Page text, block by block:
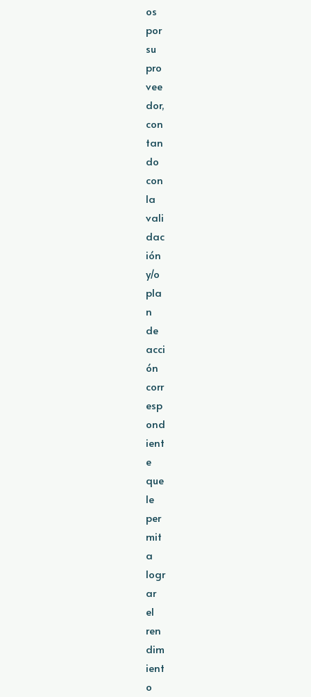
os
por
su
pro
vee
dor,
con
tan
do
con
la
vali
dac
ión
y/o
pla
n
de
acci
ón
corr
esp
ond
ient
e
que
le
per
mit
a
logr
ar
el
ren
dim
ient
o